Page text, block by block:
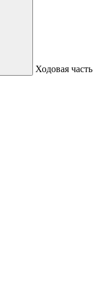
Ходовая часть